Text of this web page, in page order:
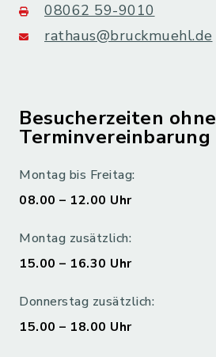
08062 59-9010
rathaus@bruckmuehl.de
Besucherzeiten ohne
Terminvereinbarung
Montag bis Freitag:
08.00 – 12.00 Uhr
Montag zusätzlich:
15.00 – 16.30 Uhr
Donnerstag zusätzlich:
15.00 – 18.00 Uhr